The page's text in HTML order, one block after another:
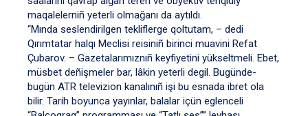
maqalelerniñ yeterli olmağanı da aytıldı.
“Mında seslendirilgen tekliflerge qoltutam, – dedi
Qırımtatar halqı Meclisi reisiniñ birinci muavini Refat
Çubarov. – Gazetalarımıznıñ keyfiyetini yükseltmeli. Ebet,
müsbet deñişmeler bar, lâkin yeterli degil. Bugünde-
bugün ATR televizion kanalınıñ işi bu esnada ibret ola
bilir. Tarih boyunca yayınlar, balalar içün eglenceli